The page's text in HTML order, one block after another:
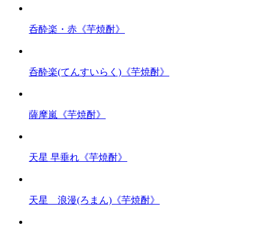
呑酔楽・赤《芋焼酎》
呑酔楽(てんすいらく)《芋焼酎》
薩摩嵐《芋焼酎》
天星 早垂れ《芋焼酎》
天星 浪漫(ろまん)《芋焼酎》